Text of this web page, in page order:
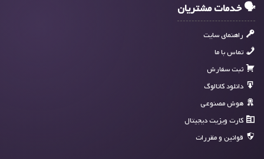
🗣 خدمات مشتریان
راهنمای سایت
تماس با ما
ثبت سفارش
دانلود کاتالوگ
هوش مصنوعی
کارت ویزیت دیجیتال
قوانین و مقررات